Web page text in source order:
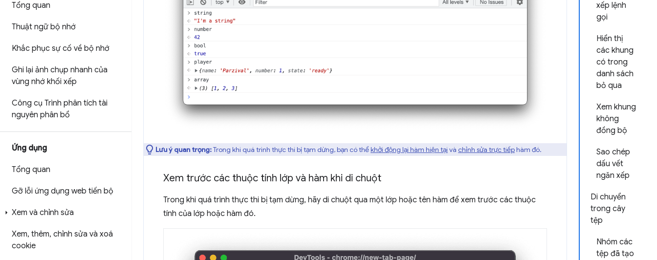
Tổng quan
Thuật ngữ bộ nhớ
Khắc phục sự cố về bộ nhớ
Ghi lại ảnh chụp nhanh của
vùng nhớ khối xếp
Công cụ Trình phân tích tài
nguyên phân bổ
Ứng dụng
Tổng quan
Gỡ lỗi ứng dụng web tiến bộ
Xem và chỉnh sửa
Xem, thêm, chỉnh sửa và xoá
cookie
xếp lệnh
gọi
Hiển thị
các khung
có trong
danh sách
bỏ qua
Xem khung
không
đồng bộ
Sao chép
dấu vết
ngăn xếp
Di chuyển
trong cây
tệp
Nhóm các
tệp đã tạo
Lưu ý quan trọng:Trong khi quá trình thực thi bị tạm dừng, bạn có thểkhởi động lại hàm hiện tại và chỉnh sửa trực tiếphàm đó.
Xem trước các thuộc tính lớp và hàm khi di chuột
Trong khi quá trình thực thi bị tạm dừng, hãy di chuột qua một lớp hoặc tên hàm để xem trước các thuộc
tính của lớp hoặc hàm đó.